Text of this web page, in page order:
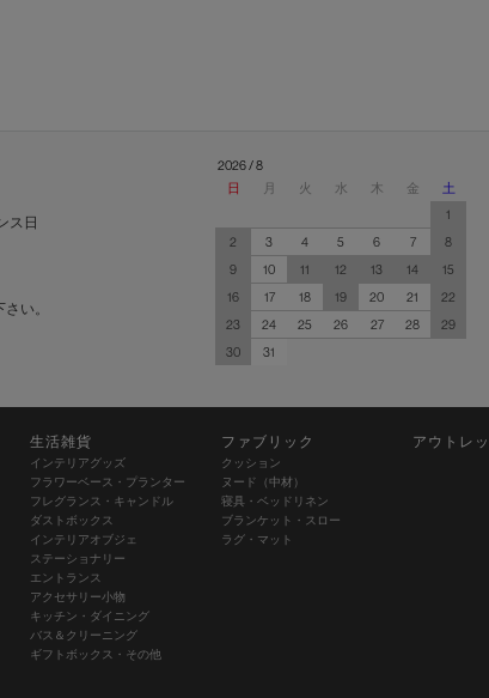
ス日
い。
2026 / 8
日
月 火 水 木 金
土
1
2
3 4 5 6 7
8
9
10 11 12 13 14
15
16
17 18 19 20 21
22
23
24 25 26 27 28
29
30
31
生活雑貨
インテリアグッズ
フラワーベース・プランター
フレグランス・キャンドル
ダストボックス
インテリアオブジェ
ステーショナリー
エントランス
アクセサリー小物
キッチン・ダイニング
バス＆クリーニング
ギフトボックス・その他
ファブリック
クッション
ヌード（中材）
寝具・ベッドリネン
ブランケット・スロー
ラグ・マット
アウトレ